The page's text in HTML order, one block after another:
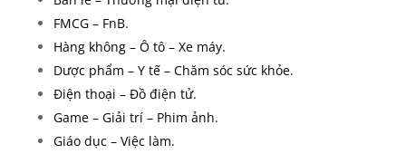
FMCG – FnB.
Hàng không – Ô tô – Xe máy.
Dược phẩm – Y tế – Chăm sóc sức khỏe.
Điện thoại – Đồ điện tử.
Game – Giải trí – Phim ảnh.
Giáo dục – Việc làm.